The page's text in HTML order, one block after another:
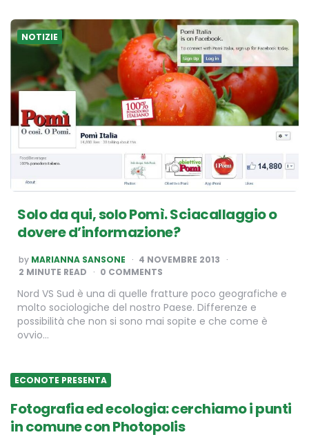
NOTIZIE
Solo da qui, solo Pomì. Sciacallaggio o
dovere d’informazione?
POSTED
BY
by MARIANNA SANSONE
4 NOVEMBRE 2013
2 MINUTE READ 0 COMMENTS
Nord VS Sud è una di quelle fratture poco geografiche e
molto sociologiche del nostro Paese. Differenze e
possibilità che non si sono mai sopite e che come è
ovvio…
ECONOTE PRESENTA
Fotografia ed ecologia: cerchiamo i punti
in comune con Photopolis